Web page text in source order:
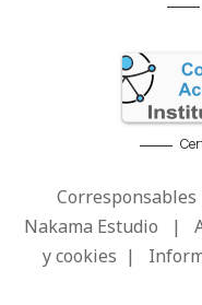
Nakama Estudio |
y cookies |